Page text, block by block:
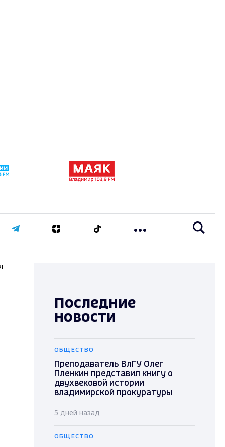
Последние
новости
ОБЩЕСТВО
Преподаватель ВлГУ Олег
Пленкин представил книгу о
двухвековой истории
владимирской прокуратуры
5 дней назад
ОБЩЕСТВО